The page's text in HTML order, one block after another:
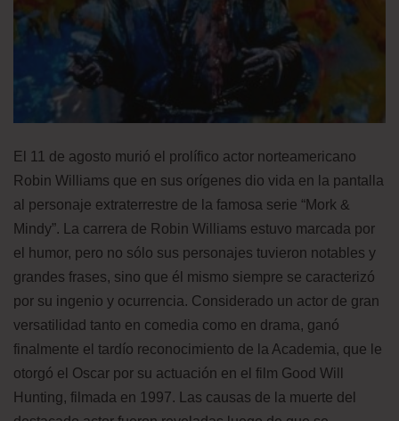
El 11 de agosto murió el prolífico actor norteamericano
Robin Williams que en sus orígenes dio vida en la pantalla
al personaje extraterrestre de la famosa serie “Mork &
Mindy”. La carrera de Robin Williams estuvo marcada por
el humor, pero no sólo sus personajes tuvieron notables y
grandes frases, sino que él mismo siempre se caracterizó
por su ingenio y ocurrencia. Considerado un actor de gran
versatilidad tanto en comedia como en drama, ganó
finalmente el tardío reconocimiento de la Academia, que le
otorgó el Oscar por su actuación en el film Good Will
Hunting, filmada en 1997. Las causas de la muerte del